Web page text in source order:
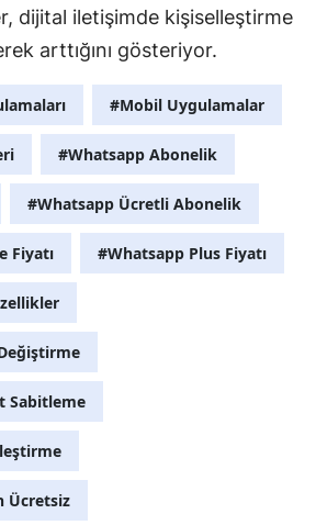
dijital iletişimde kişiselleştirme
arttığını gösteriyor.
#Mobil Uygulamalar
#Whatsapp Abonelik
#Whatsapp Ücretli Abonelik
Fiyatı #Whatsapp Plus Fiyatı
Sabitleme
Ücretsiz